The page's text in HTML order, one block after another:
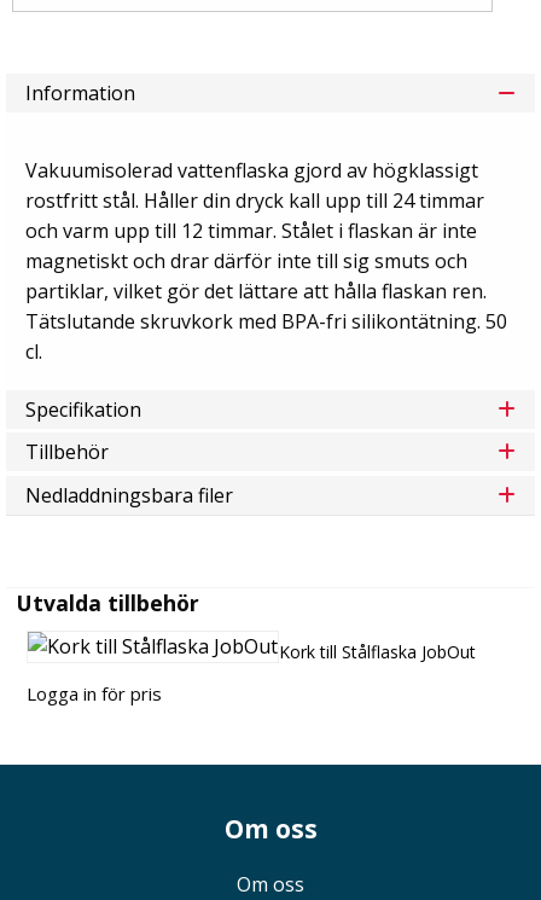
Information
Vakuumisolerad vattenflaska gjord av högklassigt
rostfritt stål. Håller din dryck kall upp till 24 timmar
och varm upp till 12 timmar. Stålet i flaskan är inte
magnetiskt och drar därför inte till sig smuts och
partiklar, vilket gör det lättare att hålla flaskan ren.
Tätslutande skruvkork med BPA-fri silikontätning. 50
cl.
Specifikation
Tillbehör
Nedladdningsbara filer
Utvalda tillbehör
Kork till Stålflaska JobOut
Logga in för pris
Om oss
Om oss